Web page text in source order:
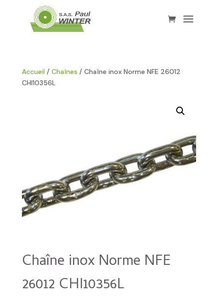
Accueil/ Chaînes / Chaîne inox Norme NFE 26012
CHI10356L
Chaîne inox Norme NFE
26012 CHI10356L